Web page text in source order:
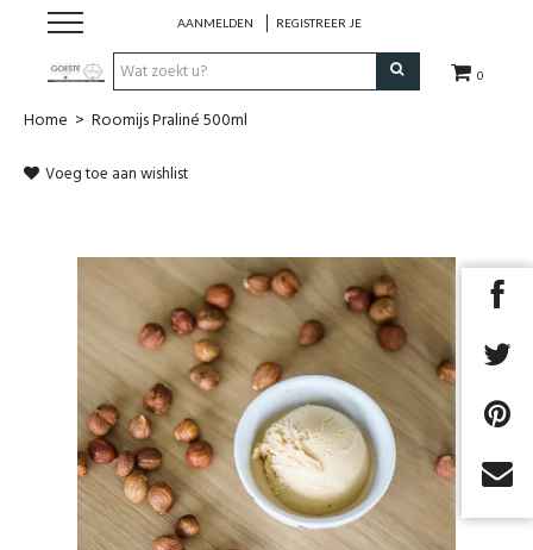
0
AANMELDEN REGISTREER JE
HOME
Huisgemaakt ijs
Streekwinkel
Cadeaubon
Home > Roomijs Praliné 500ml
Voeg toe aan wishlist